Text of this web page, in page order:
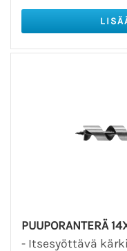
PUUPORANTERÄ
- Itsesyöttävä